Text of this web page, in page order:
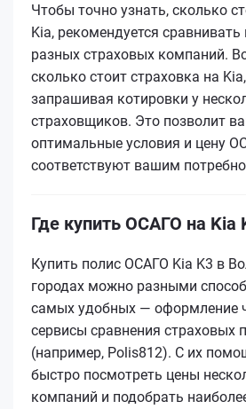
Чтобы точно узнать, сколько
Kia, рекомендуется
разных страховых компаний.
сколько стоит страховка на
запрашивая котировки у
страховщиков. Это позволит
оптимальные условия и цену
соответствуют вашим
Где купить ОСАГО на Kia
Купить полис ОСАГО Kia K3 в
городах можно разными
самых удобных — оформление
сервисы сравнения страховых
(например, Polis812). С их
быстро посмотреть цены
компаний и подобрать